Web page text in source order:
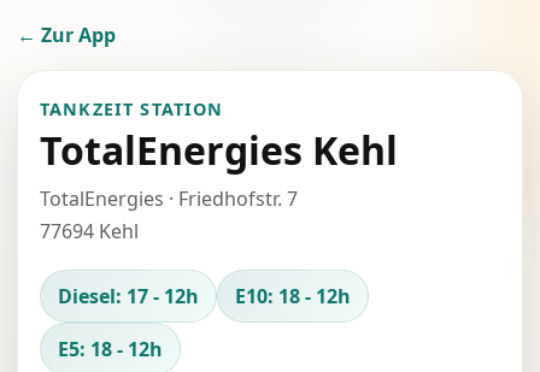
← Zur App
TANKZEIT STATION
TotalEnergies Kehl
TotalEnergies · Friedhofstr. 7
77694 Kehl
Diesel: 17 - 12h
E10: 18 - 12h
E5: 18 - 12h